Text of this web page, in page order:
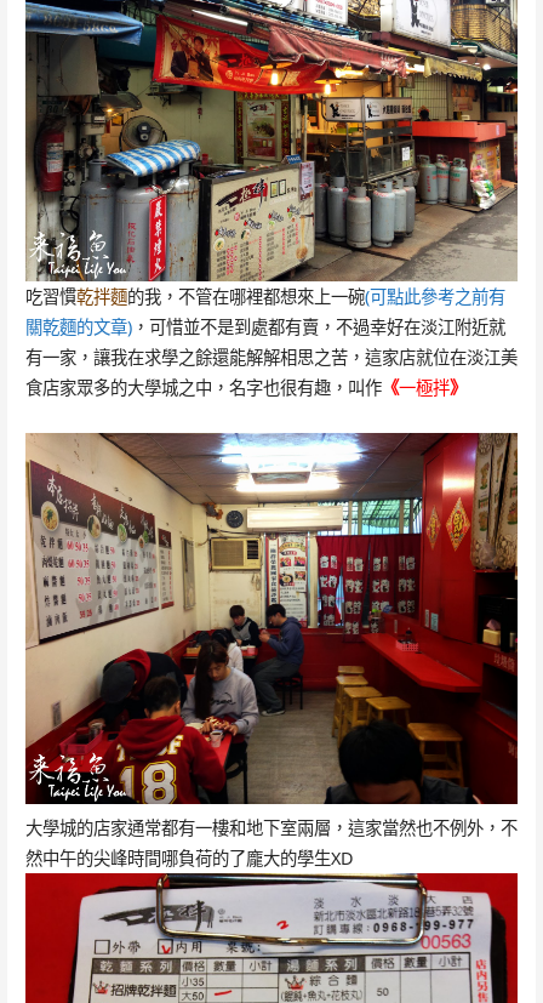
吃習慣乾拌麵的我，不管在哪裡都想來上一碗(可點此參考之前有
關乾麵的文章)，可惜並不是到處都有賣，不過幸好在淡江附近就
有一家，讓我在求學之餘還能解解相思之苦，這家店就位在淡江美
食店家眾多的大學城之中，名字也很有趣，叫作《一極拌》
大學城的店家通常都有一樓和地下室兩層，這家當然也不例外，不
然中午的尖峰時間哪負荷的了龐大的學生XD